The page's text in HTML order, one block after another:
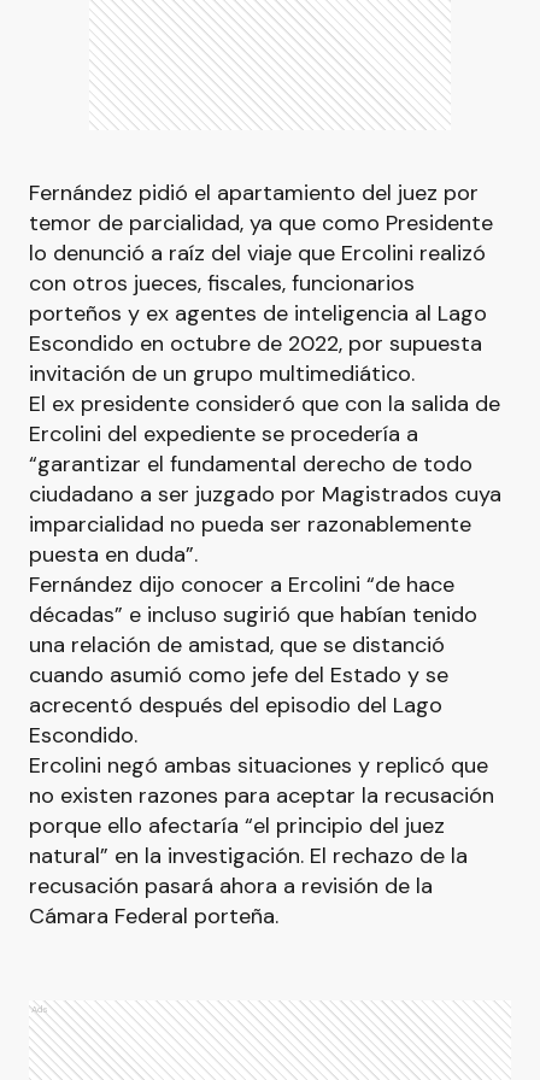
Fernández pidió el apartamiento del juez por
temor de parcialidad, ya que como Presidente
lo denunció a raíz del viaje que Ercolini realizó
con otros jueces, fiscales, funcionarios
porteños y ex agentes de inteligencia al Lago
Escondido en octubre de 2022, por supuesta
invitación de un grupo multimediático.
El ex presidente consideró que con la salida de
Ercolini del expediente se procedería a
“garantizar el fundamental derecho de todo
ciudadano a ser juzgado por Magistrados cuya
imparcialidad no pueda ser razonablemente
puesta en duda”.
Fernández dijo conocer a Ercolini “de hace
décadas” e incluso sugirió que habían tenido
una relación de amistad, que se distanció
cuando asumió como jefe del Estado y se
acrecentó después del episodio del Lago
Escondido.
Ercolini negó ambas situaciones y replicó que
no existen razones para aceptar la recusación
porque ello afectaría “el principio del juez
natural” en la investigación. El rechazo de la
recusación pasará ahora a revisión de la
Cámara Federal porteña.
Ads